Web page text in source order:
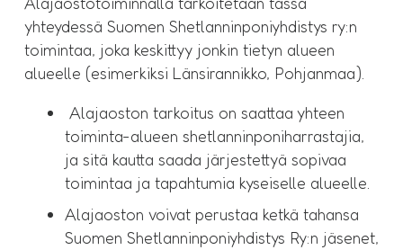
yhteydessä Suomen Shetlanninponiyhdistys ry:n
toimintaa, joka keskittyy jonkin tietyn alueen
alueelle (esimerkiksi Länsirannikko, Pohjanmaa).
Alajaoston tarkoitus on saattaa yhteen
toiminta-alueen shetlanninponiharrastajia,
ja sitä kautta saada järjestettyä sopivaa
toimintaa ja tapahtumia kyseiselle alueelle.
Alajaoston voivat perustaa ketkä tahansa
Suomen Shetlanninponiyhdistys Ry:n jäsenet,